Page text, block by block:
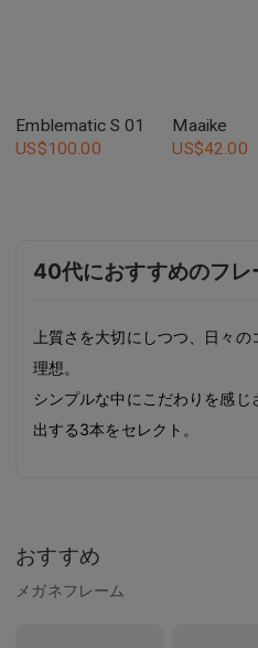
Emblematic S 01
US$100.00
Maaike
US$42.00
40代におすすめのフ
上質さを大切にしつつ、日々
理想。
シンプルな中にこだわりを感
出する3本をセレクト。
おすすめ
メガネフレーム